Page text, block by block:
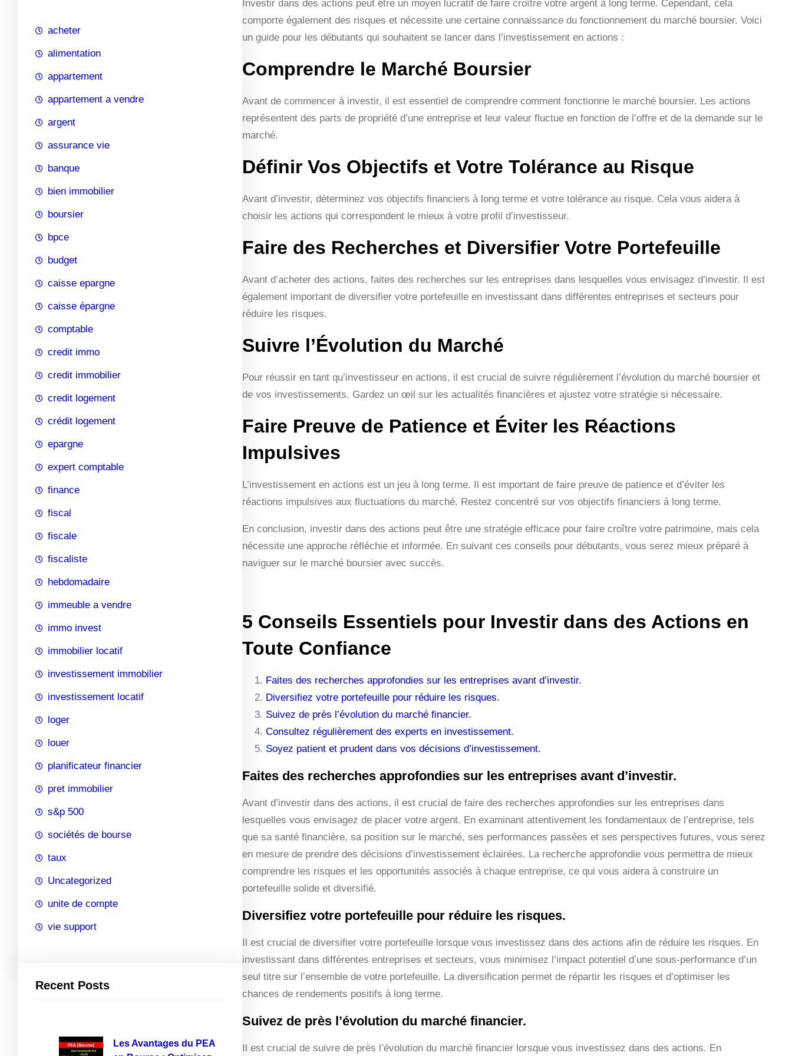
h
acheter
alimentation
appartement
appartement a vendre
argent
assurance vie
banque
bien immobilier
boursier
bpce
budget
caisse epargne
caisse épargne
comptable
credit immo
credit immobilier
credit logement
crédit logement
epargne
expert comptable
finance
fiscal
fiscale
fiscaliste
hebdomadaire
immeuble a vendre
immo invest
immobilier locatif
investissement immobilier
investissement locatif
loger
louer
planificateur financier
pret immobilier
s&p 500
sociétés de bourse
taux
Uncategorized
unite de compte
vie support
Recent Posts
Les Avantages du PEA
Investir dans des actions peut être un moyen lucratif de faire croître votre argent à long terme. Cependant, cela
comporte également des risques et nécessite une certaine connaissance du fonctionnement du marché boursier. Voici
un guide pour les débutants qui souhaitent se lancer dans l’investissement en actions :
Comprendre le Marché Boursier
Avant de commencer à investir, il est essentiel de comprendre comment fonctionne le marché boursier. Les actions
représentent des parts de propriété d’une entreprise et leur valeur fluctue en fonction de l’offre et de la demande sur le
marché.
Définir Vos Objectifs et Votre Tolérance au Risque
Avant d’investir, déterminez vos objectifs financiers à long terme et votre tolérance au risque. Cela vous aidera à
choisir les actions qui correspondent le mieux à votre profil d’investisseur.
Faire des Recherches et Diversifier Votre Portefeuille
Avant d’acheter des actions, faites des recherches sur les entreprises dans lesquelles vous envisagez d’investir. Il est
également important de diversifier votre portefeuille en investissant dans différentes entreprises et secteurs pour
réduire les risques.
Suivre l’Évolution du Marché
Pour réussir en tant qu’investisseur en actions, il est crucial de suivre régulièrement l’évolution du marché boursier et
de vos investissements. Gardez un œil sur les actualités financières et ajustez votre stratégie si nécessaire.
Faire Preuve de Patience et Éviter les Réactions
Impulsives
L’investissement en actions est un jeu à long terme. Il est important de faire preuve de patience et d’éviter les
réactions impulsives aux fluctuations du marché. Restez concentré sur vos objectifs financiers à long terme.
En conclusion, investir dans des actions peut être une stratégie efficace pour faire croître votre patrimoine, mais cela
nécessite une approche réfléchie et informée. En suivant ces conseils pour débutants, vous serez mieux préparé à
naviguer sur le marché boursier avec succès.
5 Conseils Essentiels pour Investir dans des Actions en
Toute Confiance
Faites des recherches approfondies sur les entreprises avant d’investir.
Diversifiez votre portefeuille pour réduire les risques.
Suivez de près l’évolution du marché financier.
Consultez régulièrement des experts en investissement.
Soyez patient et prudent dans vos décisions d’investissement.
Faites des recherches approfondies sur les entreprises avant d’investir.
Avant d’investir dans des actions, il est crucial de faire des recherches approfondies sur les entreprises dans
lesquelles vous envisagez de placer votre argent. En examinant attentivement les fondamentaux de l’entreprise, tels
que sa santé financière, sa position sur le marché, ses performances passées et ses perspectives futures, vous serez
en mesure de prendre des décisions d’investissement éclairées. La recherche approfondie vous permettra de mieux
comprendre les risques et les opportunités associés à chaque entreprise, ce qui vous aidera à construire un
portefeuille solide et diversifié.
Diversifiez votre portefeuille pour réduire les risques.
Il est crucial de diversifier votre portefeuille lorsque vous investissez dans des actions afin de réduire les risques. En
investissant dans différentes entreprises et secteurs, vous minimisez l’impact potentiel d’une sous-performance d’un
seul titre sur l’ensemble de votre portefeuille. La diversification permet de répartir les risques et d’optimiser les
chances de rendements positifs à long terme.
Suivez de près l’évolution du marché financier.
Il est crucial de suivre de près l’évolution du marché financier lorsque vous investissez dans des actions. En